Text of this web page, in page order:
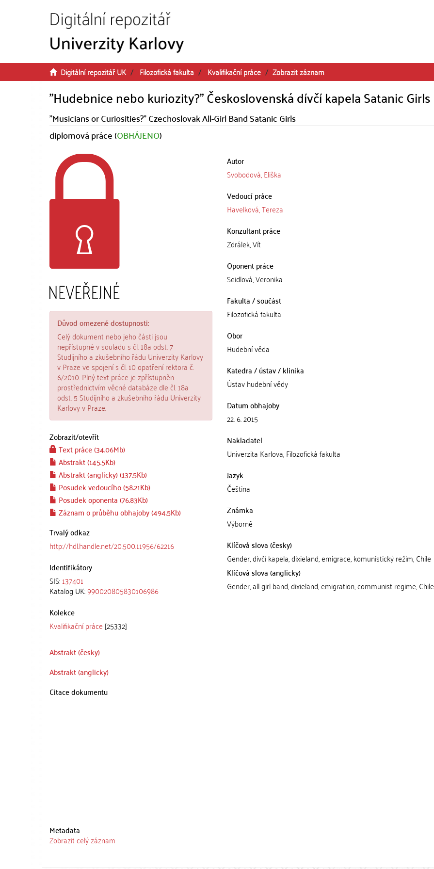
Digitální repozitář UK Filozofická fakulta Kvalifikační práce Zobrazit záznam
"Hudebnice nebo kuriozity?" Československá dívčí kapela Satanic Girls
"Musicians or Curiosities?" Czechoslovak All-Girl Band Satanic Girls
diplomová práce (OBHÁJENO)
Důvod omezené dostupnosti:
Celý dokument nebo jeho části jsou
nepřístupné v souladu s čl. 18a odst. 7
Studijního a zkušebního řádu Univerzity Karlovy
v Praze ve spojení s čl. 10 opatření rektora č.
6/2010. Plný text práce je zpřístupněn
prostřednictvím věcné databáze dle čl. 18a
odst. 5 Studijního a zkušebního řádu Univerzity
Karlovy v Praze.
Zobrazit/otevřít
Text práce (34.06Mb)
Abstrakt (145.5Kb)
Abstrakt (anglicky) (137.5Kb)
Posudek vedoucího (58.21Kb)
Posudek oponenta (76.83Kb)
Záznam o průběhu obhajoby (494.5Kb)
Trvalý odkaz
http://hdl.handle.net/20.500.11956/62216
Identifikátory
SIS:137401
Katalog UK:990020805830106986
Kolekce
Kvalifikační práce [25332]
Autor
Svobodová, Eliška
Vedoucí práce
Havelková, Tereza
Konzultant práce
Zdrálek, Vít
Oponent práce
Seidlová, Veronika
Fakulta / součást
Filozofická fakulta
Obor
Hudební věda
Katedra / ústav / klinika
Ústav hudební vědy
Datum obhajoby
22. 6. 2015
Nakladatel
Univerzita Karlova, Filozofická fakulta
Jazyk
Čeština
Známka
Výborně
Klíčová slova (česky)
Gender, dívčí kapela, dixieland, emigrace, komunistický režim, Chile
Klíčová slova (anglicky)
Gender, all-girl band, dixieland, emigration, communist regime, Chile
Abstrakt (česky)
Abstrakt (anglicky)
Citace dokumentu
Metadata
Zobrazit celý záznam